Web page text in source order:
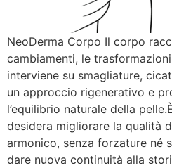
NeoDerma Corpo Il corpo
cambiamenti, le
interviene su smagliature,
un approccio rigenerativo e
l’equilibrio naturale della
desidera migliorare la qualità
armonico, senza forzature né
dare nuova continuità alla